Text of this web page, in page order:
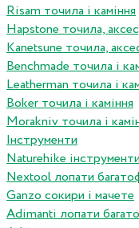
Risam точила і каміння
Hapstone точила,
Kanetsune точила,
Benchmade точила і
Leatherman точила і
Boker точила і каміння
Morakniv точила і
Інструменти
Naturehike
Nextool лопати
Ganzo сокири і мачете
Adimanti лопати